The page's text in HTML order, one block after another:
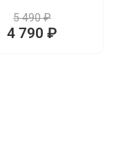
5 490 ₽
4 790 ₽